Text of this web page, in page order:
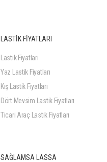
LASTİK FİYATLARI
Lastik Fiyatları
Yaz Lastik Fiyatları
Kış Lastik Fiyatları
Dört Mevsim Lastik Fiyatları
Ticari Araç Lastik Fiyatları
SAĞLAMSA LASSA